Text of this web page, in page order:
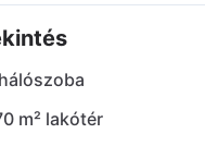
utószezonban is
a Villától. A szép
egészíti ki a
m² lakótér